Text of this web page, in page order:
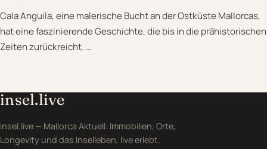
Cala Anguila, eine malerische Bucht an der Ostküste Mallorcas,
hat eine faszinierende Geschichte, die bis in die prähistorischen
Zeiten zurückreicht. …
insel.live
insel.live — Mallorca Aktuell: Immobilien, Orte,
Longevity und das Inselleben, live erlebt.